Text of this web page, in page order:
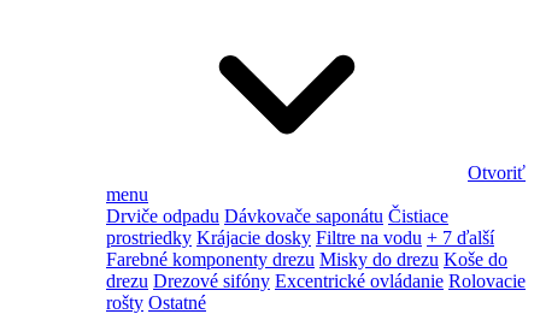
Otvoriť
menu
Drviče odpadu Dávkovače saponátu Čistiace
prostriedky Krájacie dosky Filtre na vodu + 7 ďalší
Farebné komponenty drezu Misky do drezu Koše do
drezu Drezové sifóny Excentrické ovládanie Rolovacie
rošty Ostatné